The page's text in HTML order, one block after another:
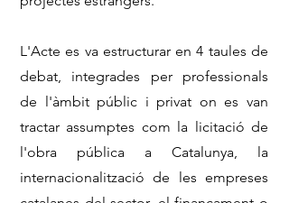
L'Acte es va estructurar en 4 taules de
debat, integrades per professionals
de l'àmbit públic i privat on es van
tractar assumptes com la licitació de
l'obra pública a Catalunya, la
internacionalització de les empreses